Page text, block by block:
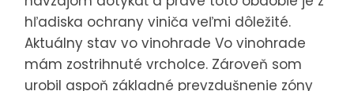
hľadiska ochrany viniča veľmi dôležité.
Aktuálny stav vo vinohrade Vo vinohrade
mám zostrihnuté vrcholce. Zároveň som
urobil aspoň základné prevzdušnenie zóny